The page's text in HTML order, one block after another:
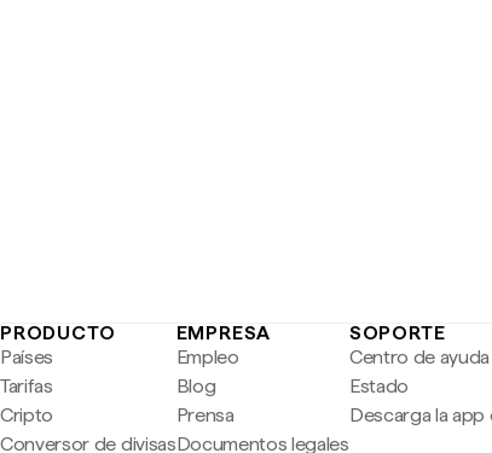
PRODUCTO
Países
Tarifas
Cripto
Conversor de divisas
EMPRESA
Empleo
Blog
Prensa
Documentos legales
SOPORTE
Centro de ayuda
Estado
Descarga la